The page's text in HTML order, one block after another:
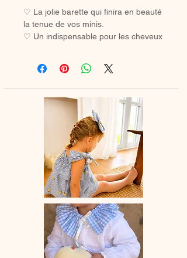
♡ La jolie barette qui finira en beauté
la tenue de vos minis.
♡ Un indispensable pour les cheveux
glisse pas, même sur les cheveux les
Pince crocodile 45 mm
Dimension noeud à plat environ 85
mm x 75 mm
Vendue à l'unité